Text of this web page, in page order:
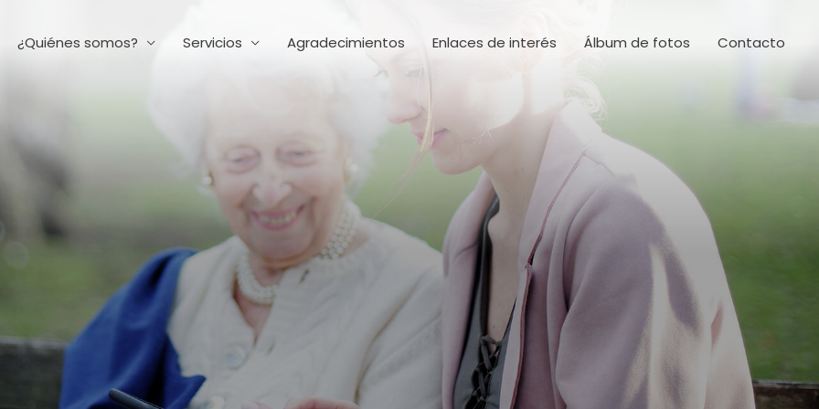
¿Quiénes somos? Servicios Agradecimientos Enlaces de interés Álbum de fotos Contacto